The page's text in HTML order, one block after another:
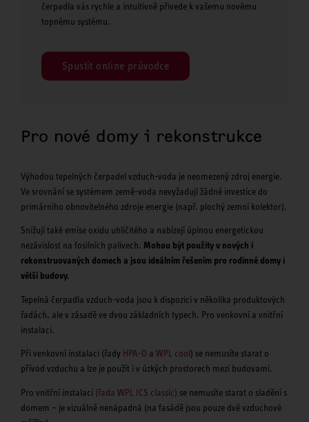
čerpadla vás rychle a intuitivně přivede k vašemu novému
topnému systému.
Spustit online průvodce
Pro nové domy i rekonstrukce
Výhodou tepelných čerpadel vzduch-voda je neomezený zdroj energie.
Ve srovnání se systémem země-voda nevyžadují žádné investice do
primárního obnovitelného zdroje energie (např. plochý zemní kolektor).
Snižují také emise oxidu uhličitého a nabízejí úplnou energetickou
nezávislost na fosilních palivech. Mohou být použity v nových i
rekonstruovaných domech a jsou ideálním řešením pro rodinné domy i
větší budovy.
Tepelná čerpadla vzduch-voda jsou k dispozici v několika produktových
řadách, ale v zásadě ve dvou základních typech. Pro venkovní a vnitřní
instalaci.
Při venkovní instalaci (řady HPA-O a WPL cool) se nemusíte starat o
přívod vzduchu a lze je použít i v úzkých prostorech mezi budovami.
Pro vnitřní instalaci (řada WPL ICS classic) se nemusíte starat o sladění s
domem – je vizuálně nenápadná (na fasádě jsou pouze dvě vzduchové